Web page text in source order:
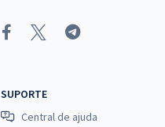
SUPORTE
Central de ajuda